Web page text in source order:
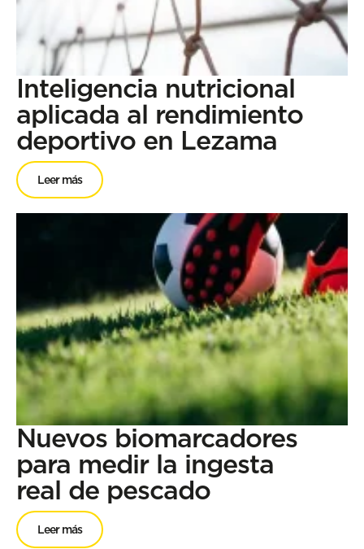
Inteligencia nutricional
aplicada al rendimiento
deportivo en Lezama
Leer más
Nuevos biomarcadores
para medir la ingesta
real de pescado
Leer más